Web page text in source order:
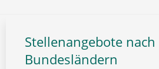
Stellenangebote nach
Bundesländern